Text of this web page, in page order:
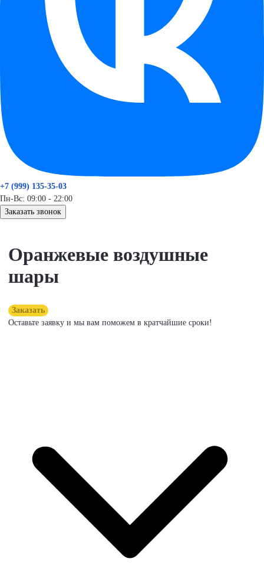
+7 (999) 135-35-03
Пн-Вс: 09:00 - 22:00
Заказать звонок
Оранжевые воздушные
шары
Заказать
Оставьте заявку и мы вам поможем в кратчайшие сроки!